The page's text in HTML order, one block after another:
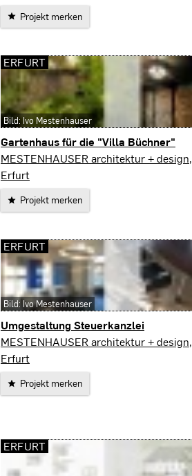
Projekt merken
Gartenhaus für die "Villa Büchner"
Erfurt
MESTENHAUSER architektur + design,
Erfurt
Projekt merken
ERFURT
Bild: Ivo Mestenhauser
Umgestaltung Steuerkanzlei
Erfurt
MESTENHAUSER architektur + design,
Erfurt
Projekt merken
ERFURT
Bild: Ivo Mestenhauser
ERFURT